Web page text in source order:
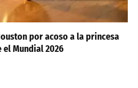
por acoso a la princesa
el Mundial 2026